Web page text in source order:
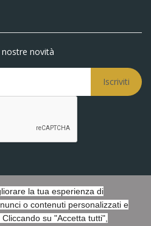
novità
Iscriviti
- P.IVA 05548440873 - Tutti i
Powered by Febosoft
la tua esperienza di
o contenuti personalizzati e
su "Accetta tutti",